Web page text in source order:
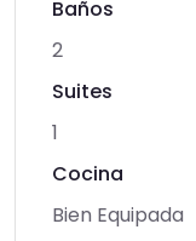
Baños
2
Suites
1
Cocina
Bien Equipada